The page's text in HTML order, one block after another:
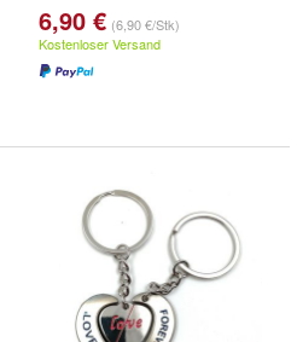
6,90 € (6,90 €/Stk)
Kostenloser Versand